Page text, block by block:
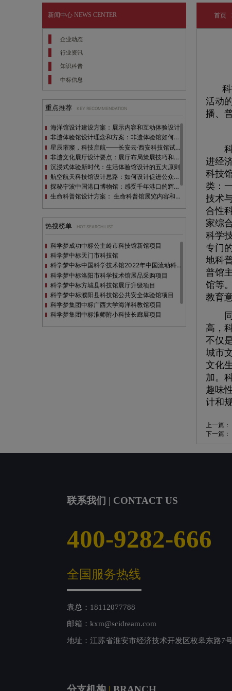
新闻中心NEWS CENTER
企业动态
行业资讯
知识科普
中标信息
重点推荐 KEY RECOMMENDATION
海洋馆设计建设方案：展示内容和互动体验设计
非遗体验馆设计理念和方案：非遗体验馆如何本土化设计？
星辰璀璨，科技启航——长安云·西安科技馆试营业，邀您共赴未来之旅！
非遗文化展厅设计要点：展厅布局策展技巧和创新元素
沉浸式体验新时代：生活体验馆设计的五大原则
航空航天科技馆设计思路：如何设计促进公众的兴趣
探秘宁波中国港口博物馆：感受千年港口的辉煌与变迁
生命科普馆设计方案： ​生命科普馆展览内容和互动方式
全息体验馆设计：打造身临其境的奇妙世界
热搜榜单 HOT SEARCH LIST
科学梦成功中标公主岭市科技馆新馆项目
科学梦中标天门市科技馆
科学梦中标中国科学技术馆2022年中国流动科技馆展览采购
科学梦中标洛阳市科学技术馆展品采购项目
科学梦中标方城县科技馆展厅升级项目
科学梦中标濮阳县科技馆公共安全体验馆项目
科学梦集团中标广西大学海洋科教馆项目
科学梦集团中标淮师附小科技长廊展项目
首页
活动
播、
科技
进经
科技
类：
技术
合性
家综
科学
专门
地科
普馆
馆等
教育
同
高，
不仅
城市
文化
加。
趣味
计和
上一篇：
下一篇：
联系我们 | CONTACT US
400-9282-666
全国服务热线
袁总：18112077788
邮箱：kxm@scidream.com
地址：江苏省淮安市经济技术开发区枚皋东路7